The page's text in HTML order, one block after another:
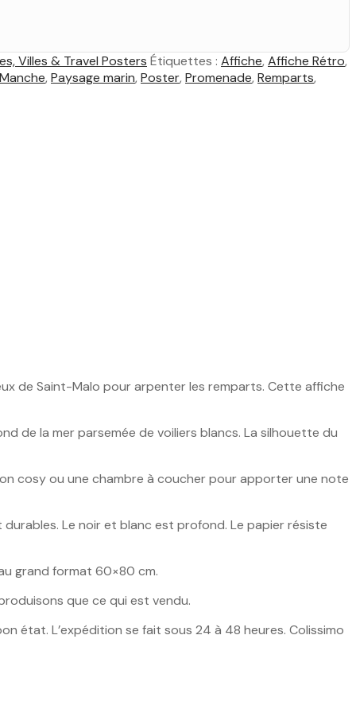
Villes & Travel Posters Étiquettes : Affiche, Affiche Rétro,
Manche, Paysage marin, Poster, Promenade, Remparts,
de Saint-Malo pour arpenter les remparts. Cette affiche
de la mer parsemée de voiliers blancs. La silhouette du
cosy ou une chambre à coucher pour apporter une note
Le noir et blanc est profond. Le papier résiste
grand format 60×80 cm.
que ce qui est vendu.
état. L’expédition se fait sous 24 à 48 heures. Colissimo